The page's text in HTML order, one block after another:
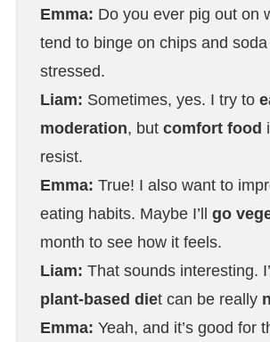
Emma: Do you ever pig out on
tend to binge on chips and soda
stressed.
Liam: Sometimes, yes. I try to
moderation, but comfort food
resist.
Emma: True! I also want to
eating habits. Maybe I’ll go
month to see how it feels.
Liam: That sounds interesting.
plant-based diet can be really
Emma: Yeah, and it’s good for